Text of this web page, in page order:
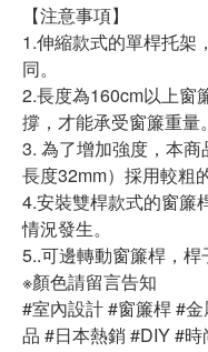
【注意事項】
1.伸縮款式的單桿托架
同。
2.長度為160cm以上窗
撐，才能承受窗簾重量。
3. 為了增加強度，本
長度32mm）採用較粗
4.安裝雙桿款式的窗簾
情況發生。
5..可邊轉動窗簾桿，桿
※顏色請留言告知
#室內設計 #窗簾桿 #
品 #日本熱銷 #DIY #